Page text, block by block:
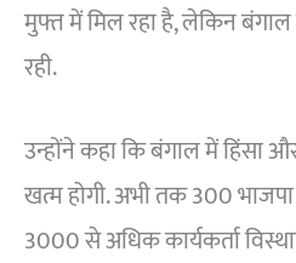
मुफ्त में मिल रहा है, लेकिन बंगाल
रही.
उन्होंने कहा कि बंगाल में हिंसा
खत्म होगी. अभी तक 300 भाजपा
3000 से अधिक कार्यकर्ता